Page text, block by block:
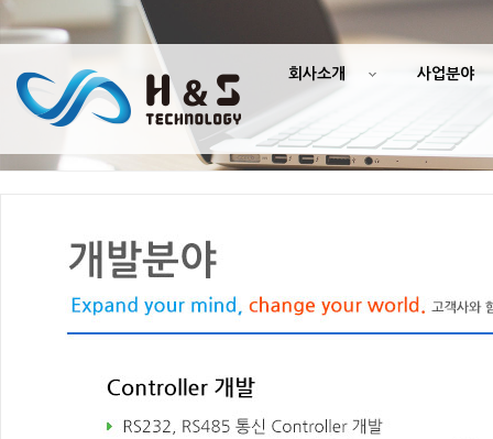
회사소개 사업분야